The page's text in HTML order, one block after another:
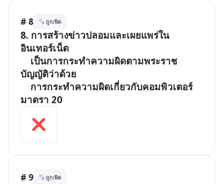
# 8 ถูก/ผิด
8. การสร้างข่าวปลอมและเผยแพร่ใน
อินเทอร์เน็ต
บัญญัติว่าด้วย
# 9 ถูก/ผิด